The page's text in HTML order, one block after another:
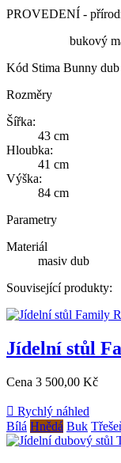
PROVEDENÍ -
bukový masiv
Kód Stima Bunny
Rozměry
Šířka:
43 cm
Hloubka:
41 cm
Výška:
84 cm
Parametry
Materiál
masiv dub
Související produkty:
Jídelní stůl
Cena 3 500,00 Kč
 Rychlý náhled
Bílá Hnědá Buk